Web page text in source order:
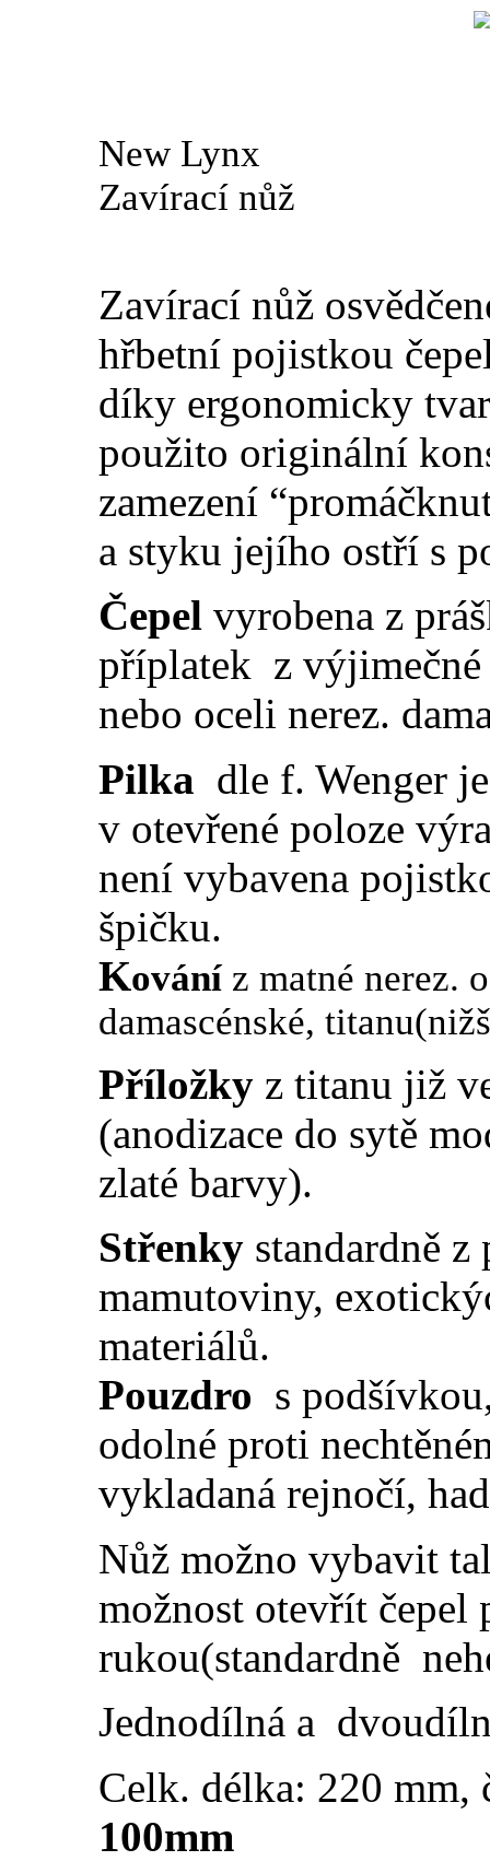
New Lynx
Zavírací nůž
Zavírací nůž
hřbetní pojistkou
díky ergonomicky
použito originální
zamezení
a styku jejího ostří s
Čepel vyrobena z
příplatek z
nebo oceli nerez.
Pilka dle f. Wenger
v otevřené poloze
není vybavena
špičku.
Kování z matné nerez.
damascénské,
Příložky z titanu již
(anodizace do sytě
zlaté barvy).
Střenky standardně z
mamutoviny,
materiálů.
Pouzdro s
odolné proti
vykladaná rejnočí,
Nůž možno vybavit
možnost otevřít čepel
rukou(standardně
Jednodílná a
Celk. délka: 220 mm,
100mm